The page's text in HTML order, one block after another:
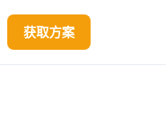
获取方案